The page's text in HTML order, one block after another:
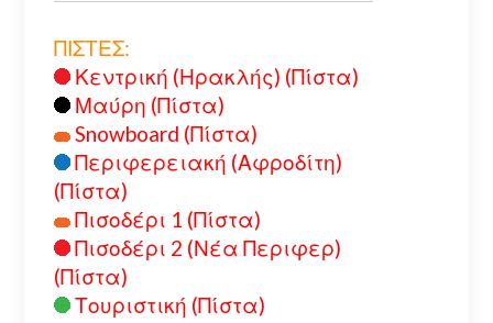
ΠΙΣΤΕΣ:
Κεντρική (Ηρακλής) (Πίστα)
Μαύρη (Πίστα)
Snowboard (Πίστα)
Περιφερειακή (Αφροδίτη)
(Πίστα)
Πισοδέρι 1 (Πίστα)
Πισοδέρι 2 (Νέα Περιφερ)
(Πίστα)
Τουριστική (Πίστα)